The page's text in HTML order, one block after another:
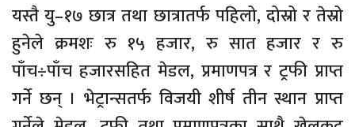
यस्तै यु–१७ छात्र तथा छात्रातर्फ पहिलो, दोस्रो र तेस्रो
हुनेले क्रमशः रु १५ हजार, रु सात हजार र रु
पाँच÷पाँच हजारसहित मेडल, प्रमाणपत्र र ट्रफी प्राप्त
गर्ने छन् । भेट्रान्सतर्फ विजयी शीर्ष तीन स्थान प्राप्त